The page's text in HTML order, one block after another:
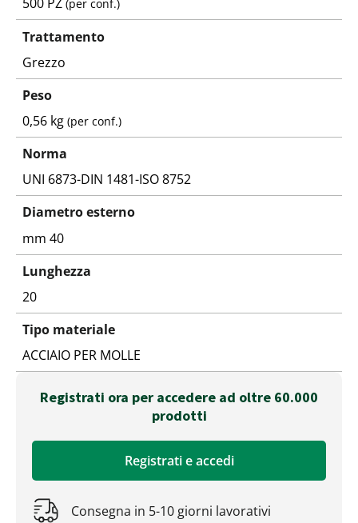
(per conf.)
Trattamento
Grezzo
Peso
0,56 kg(per conf.)
Norma
UNI 6873-DIN 1481-ISO 8752
Diametro esterno
mm 40
Lunghezza
20
Tipo materiale
ACCIAIO PER MOLLE
Registrati ora per accedere ad oltre 60.000
prodotti
Registrati e accedi
Consegna in 5-10 giorni lavorativi